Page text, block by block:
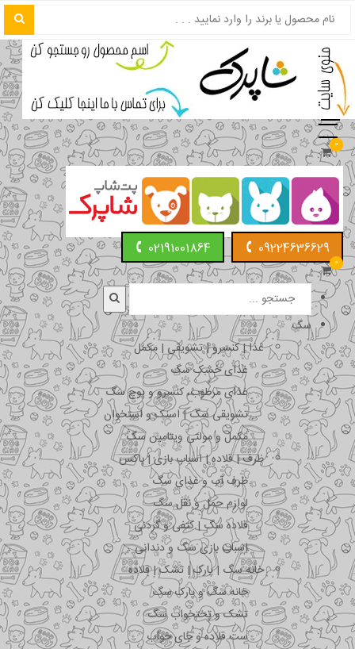
0
09224636629
02191001864
0
سگ
غذا | کنسرو | تشویقی | مکمل
غذای خشک سگ
غذای مرطوب، کنسرو و پوچ سگ
تشویقی سگ | اسنک و استخوان
مکمل و مولتی ویتامین سگ
ظرف | قلاده | اسباب بازی | باکس
ظرف آب و غذای سگ
لوازم حمل و نقل سگ
قلاده سگ | کتفی و گردنی
اسباب بازی سگ و دندانی
خانه سگ | پارک | تشک | قلاده
خانه سگ و پارک سگ
تشک و تختخواب سگ
ست قلاده و جای خواب